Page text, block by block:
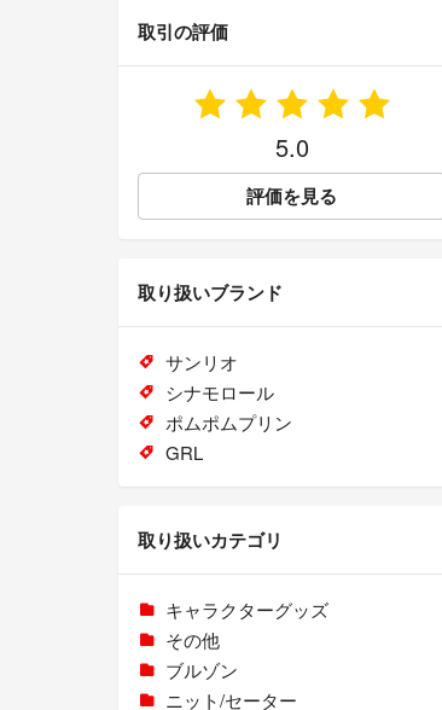
取引の評価
5.0
評価を見る
取り扱いブランド
サンリオ
シナモロール
ポムポムプリン
GRL
取り扱いカテゴリ
キャラクターグッズ
その他
ブルゾン
ニット/セーター